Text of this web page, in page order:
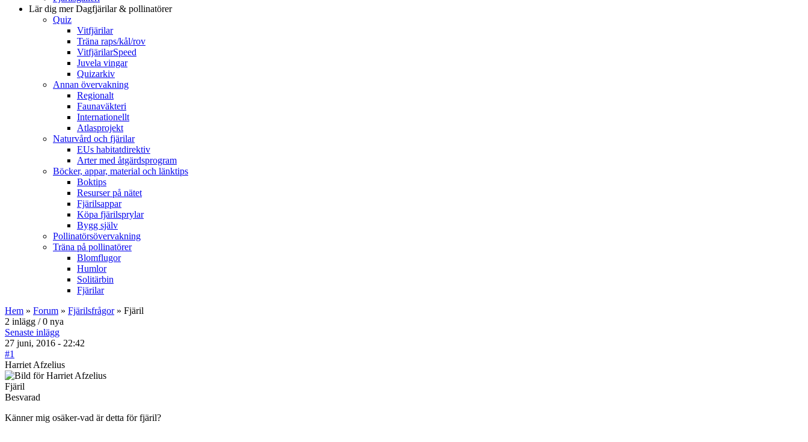
Lär dig merDagfjärilar & pollinatörer
Quiz
Vitfjärilar
Träna raps/kål/rov
VitfjärilarSpeed
Juvela vingar
Quizarkiv
Annan övervakning
Regionalt
Faunaväkteri
Internationellt
Atlasprojekt
Naturvård och fjärilar
EUs habitatdirektiv
Arter med åtgärdsprogram
Böcker, appar, material och länktips
Boktips
Resurser på nätet
Fjärilsappar
Köpa fjärilsprylar
Bygg själv
Pollinatörsövervakning
Träna på pollinatörer
Blomflugor
Humlor
Solitärbin
Fjärilar
Hem » Forum » Fjärilsfrågor» Fjäril
2 inlägg / 0 nya
Senaste inlägg
27 juni, 2016 - 22:42
#1
Harriet Afzelius
Fjäril
Besvarad
Känner mig osäker-vad är detta för fjäril?